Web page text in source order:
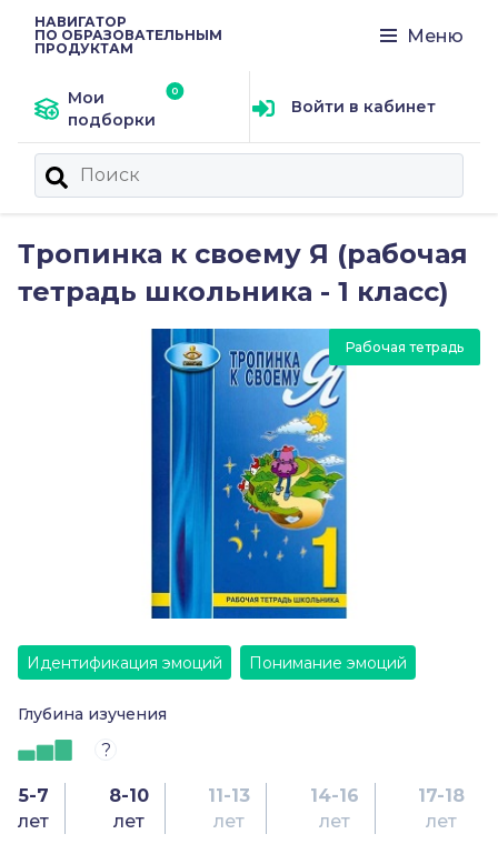
НАВИГАТОР
ПО ОБРАЗОВАТЕЛЬНЫМ
ПРОДУКТАМ
Меню
Мои
подборки
Войти в кабинет
Тропинка к своему Я (рабочая
тетрадь школьника - 1 класс)
Рабочая тетрадь
Идентификация эмоций Понимание эмоций
Глубина изучения
?
5-7
лет
8-10
лет
11-13
лет
14-16
лет
17-18
лет